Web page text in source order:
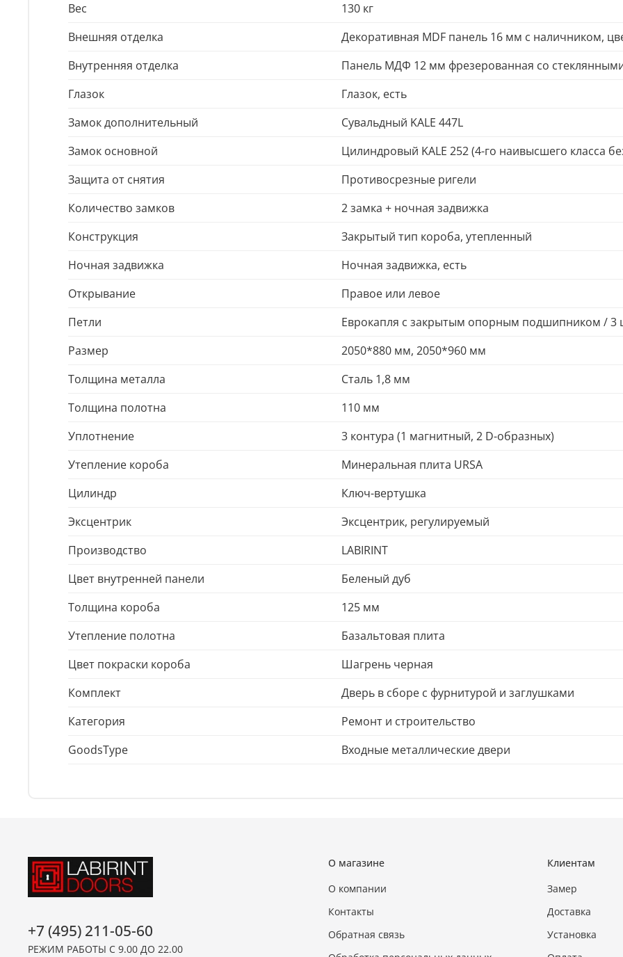
Вес
130 кг
Внешняя отделка
Декоративная MDF панель 16 мм с наличником,
Внутренняя отделка
Панель МДФ 12 мм фрезерованная со
Глазок
Глазок, есть
Замок дополнительный
Сувальдный KALE 447L
Замок основной
Цилиндровый KALE 252 (4-го наивысшего класса
Защита от снятия
Противосрезные ригели
Количество замков
2 замка + ночная задвижка
Конструкция
Закрытый тип короба, утепленный
Ночная задвижка
Ночная задвижка, есть
Открывание
Правое или левое
Петли
Еврокапля с закрытым опорным подшипником / 3
Размер
2050*880 мм, 2050*960 мм
Толщина металла
Сталь 1,8 мм
Толщина полотна
110 мм
Уплотнение
3 контура (1 магнитный, 2 D-образных)
Утепление короба
Минеральная плита URSA
Цилиндр
Ключ-вертушка
Эксцентрик
Эксцентрик, регулируемый
Производство
LABIRINT
Цвет внутренней панели
Беленый дуб
Толщина короба
125 мм
Утепление полотна
Базальтовая плита
Цвет покраски короба
Шагрень черная
Комплект
Дверь в сборе с фурнитурой и заглушками
Категория
Ремонт и строительство
GoodsType
Входные металлические двери
О магазине
О компании
Контакты
Обратная связь
Клиентам
Замер
Доставка
Установка
+7 (495) 211-05-60
РЕЖИМ РАБОТЫ С 9.00 ДО 22.00